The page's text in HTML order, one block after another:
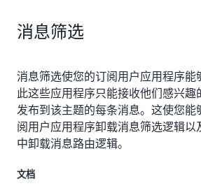
消息筛选
消息筛选使您的订阅用户应用程序能
此这些应用程序只能接收他们感兴
发布到该主题的每条消息。这使您能
阅用户应用程序卸载消息筛选逻辑以
中卸载消息路由逻辑。
文档